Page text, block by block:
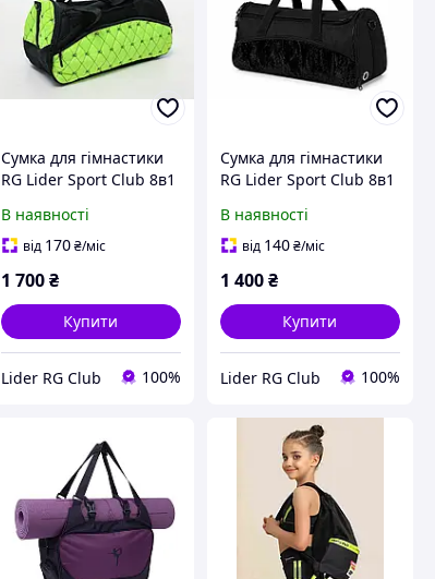
Сумка для гімнастики
RG Lider Sport Club 8в1
В наявності
від 170 ₴/міс
1 700 ₴
Купити
Lider RG Club 100%
Сумка для гімнастики
RG Lider Sport Club 8в1
В наявності
від 140₴/міс
1 400₴
Купити
Lider RG Club 100%